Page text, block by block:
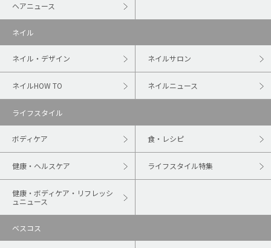
ヘアニュース
ネイル
ネイル・デザイン ネイルサロン
ネイルHOW TO ネイルニュース
ライフスタイル
ボディケア 食・レシピ
健康・ヘルスケア ライフスタイル特集
健康・ボディケア・リフレッシ
ュニュース
ベスコス